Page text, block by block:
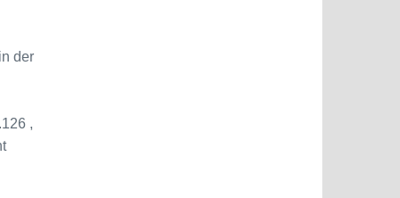
der
,